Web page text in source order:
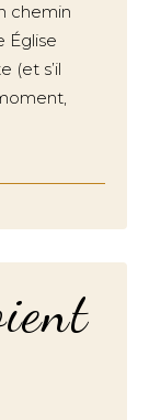
chemin
Église
(et s’il